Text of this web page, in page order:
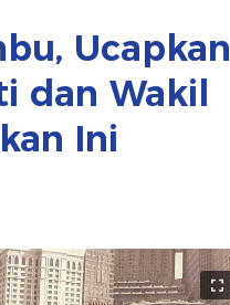
Ucapkan
dan Wakil
Ini